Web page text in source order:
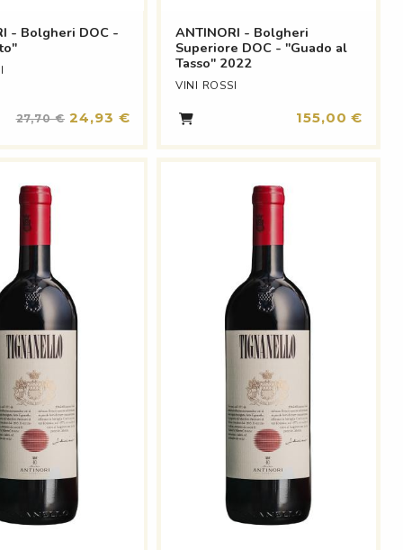
- Bolgheri DOC -
27,70 € 24,93 €
ANTINORI - Bolgheri
Superiore DOC - "Guado al
Tasso" 2022
VINI ROSSI
155,00 €